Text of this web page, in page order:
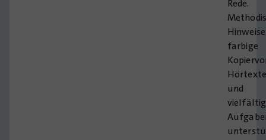
Rede.
farbige
und